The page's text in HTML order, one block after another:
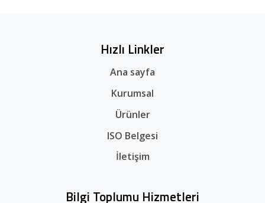
Hızlı Linkler
Ana sayfa
Kurumsal
Ürünler
ISO Belgesi
İletişim
Bilgi Toplumu Hizmetleri